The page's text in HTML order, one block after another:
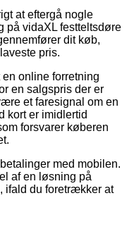
at eftergå nogle
på vidaXL festteltsdøre
dit køb,
pris.
online forretning
en salgspris der er
et faresignal om en
kort er imidlertid
forsvarer køberen
med mobilen.
af en løsning på
ifald du foretrækker at